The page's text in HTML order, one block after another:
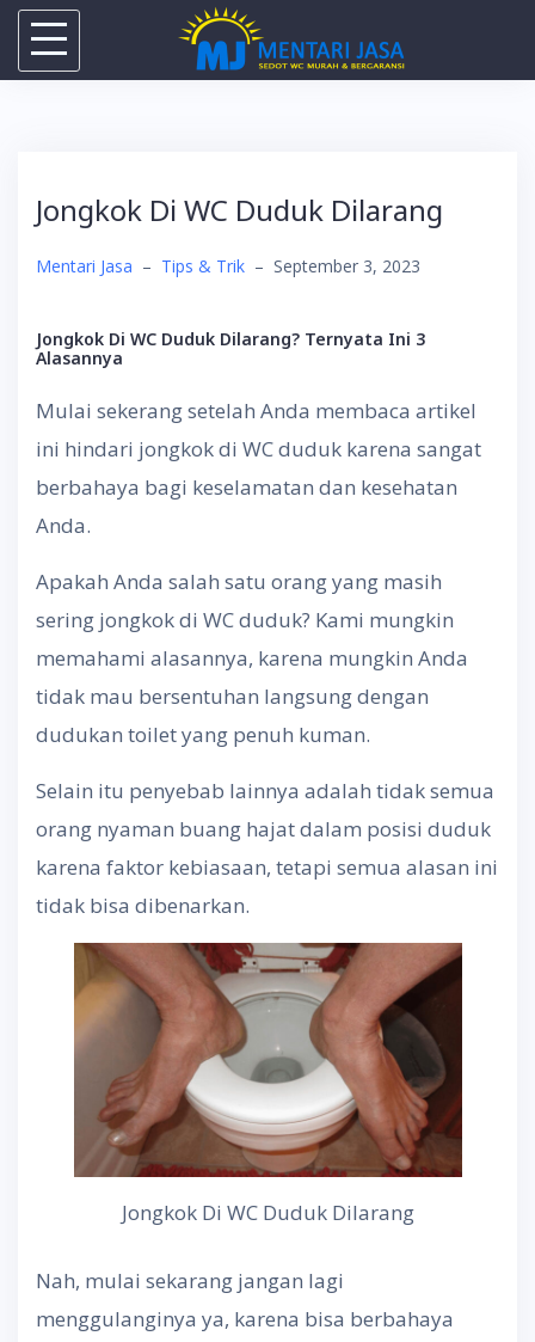
Skip
Jongkok Di WC Duduk Dilarang
Mentari Jasa – Tips & Trik – September 3, 2023
Jongkok Di WC Duduk Dilarang? Ternyata Ini 3
Alasannya
Mulai sekerang setelah Anda membaca artikel
ini hindari jongkok di WC duduk karena sangat
berbahaya bagi keselamatan dan kesehatan
Anda.
Apakah Anda salah satu orang yang masih
sering jongkok di WC duduk? Kami mungkin
memahami alasannya, karena mungkin Anda
tidak mau bersentuhan langsung dengan
dudukan toilet yang penuh kuman.
Selain itu penyebab lainnya adalah tidak semua
orang nyaman buang hajat dalam posisi duduk
karena faktor kebiasaan, tetapi semua alasan ini
tidak bisa dibenarkan.
Jongkok Di WC Duduk Dilarang
Nah, mulai sekarang jangan lagi
menggulanginya ya, karena bisa berbahaya